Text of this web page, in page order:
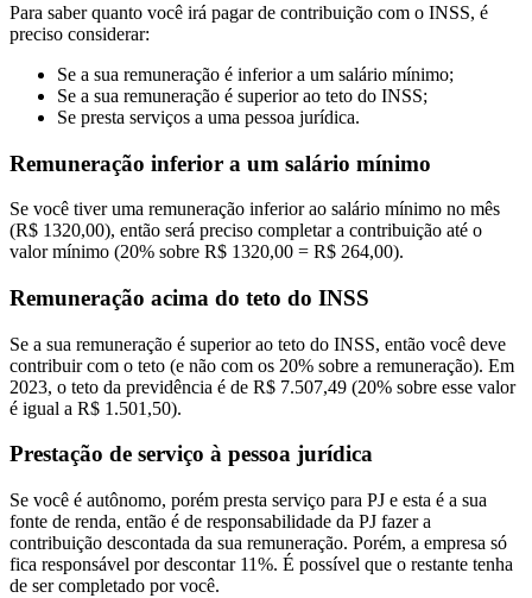
Para saber quanto você irá pagar de contribuição com o INSS, é
preciso considerar:
Se a sua remuneração é inferior a um salário mínimo;
Se a sua remuneração é superior ao teto do INSS;
Se presta serviços a uma pessoa jurídica.
Remuneração inferior a um salário mínimo
Se você tiver uma remuneração inferior ao salário mínimo no mês
(R$ 1320,00), então será preciso completar a contribuição até o
valor mínimo (20% sobre R$ 1320,00 = R$ 264,00).
Remuneração acima do teto do INSS
Se a sua remuneração é superior ao teto do INSS, então você deve
contribuir com o teto (e não com os 20% sobre a remuneração). Em
2023, o teto da previdência é de R$ 7.507,49 (20% sobre esse valor
é igual a R$ 1.501,50).
Prestação de serviço à pessoa jurídica
Se você é autônomo, porém presta serviço para PJ e esta é a sua
fonte de renda, então é de responsabilidade da PJ fazer a
contribuição descontada da sua remuneração. Porém, a empresa só
fica responsável por descontar 11%. É possível que o restante tenha
de ser completado por você.